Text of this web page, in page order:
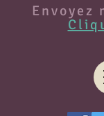
Envoyez